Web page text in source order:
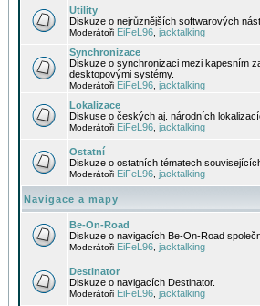
Utility
Diskuze o nejrůznějších softwarových
Moderátoři EiFeL96 jacktalking
Synchronizace
Diskuze o synchronizaci mezi kapesním
desktopovými systémy.
Moderátoři EiFeL96 jacktalking
Lokalizace
Diskuse o českých aj. národních
Moderátoři EiFeL96 jacktalking
Ostatní
Diskuze o ostatních tématech
Moderátoři EiFeL96 jacktalking
Navigace a mapy
Be-On-Road
Diskuze o navigacích Be-On-Road
Moderátoři EiFeL96 jacktalking
Destinator
Diskuze o navigacích Destinator.
Moderátoři EiFeL96 jacktalking